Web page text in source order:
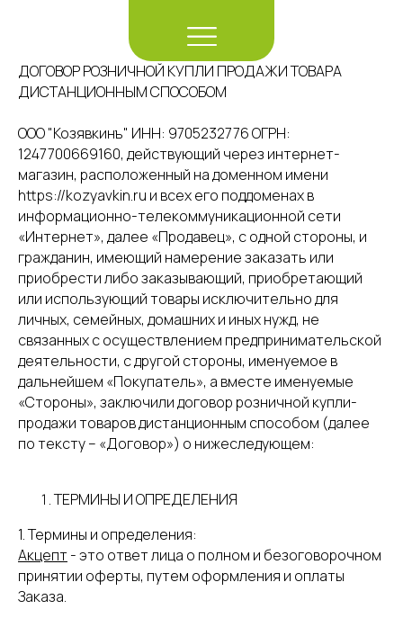
ДОГОВОР РОЗНИЧНОЙ КУПЛИ ПРОДАЖИ ТОВАРА
ДИСТАНЦИОННЫМ СПОСОБОМ
ООО "Козявкинъ" ИНН: 9705232776 ОГРН:
1247700669160, действующий через интернет-
магазин, расположенный на доменном имени
https://kozyavkin.ru и всех его поддоменах в
информационно-телекоммуникационной сети
«Интернет», далее «Продавец», с одной стороны, и
гражданин, имеющий намерение заказать или
приобрести либо заказывающий, приобретающий
или использующий товары исключительно для
личных, семейных, домашних и иных нужд, не
связанных с осуществлением предпринимательской
деятельности, с другой стороны, именуемое в
дальнейшем «Покупатель», а вместе именуемые
«Стороны», заключили договор розничной купли-
продажи товаров дистанционным способом (далее
по тексту – «Договор») о нижеследующем:
ТЕРМИНЫ И ОПРЕДЕЛЕНИЯ
1. Термины и определения:
Акцепт- это ответ лица о полном и безоговорочном
принятии оферты, путем оформления и оплаты
Заказа.